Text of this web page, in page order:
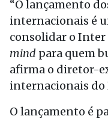
“O lançamento
internacionais é
consolidar o
mind para quem
afirma o diretor-
internacionais do
O lançamento é